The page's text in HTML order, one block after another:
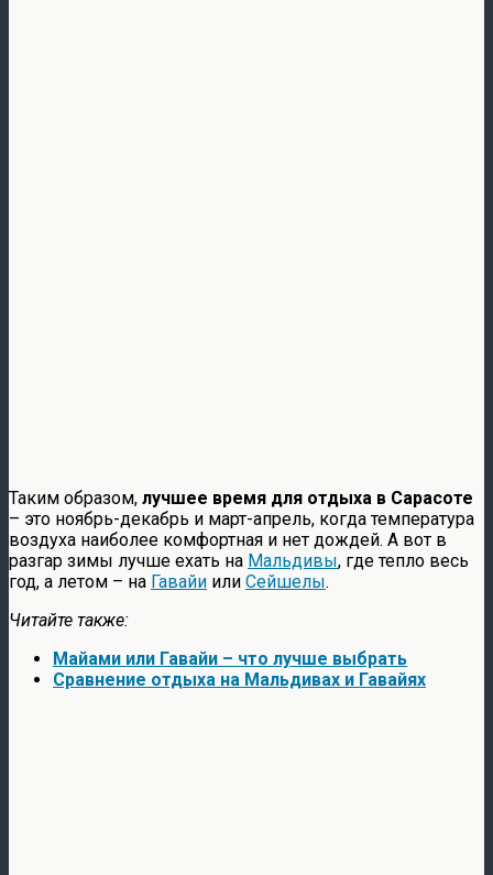
Таким образом, лучшее время для отдыха в Сарасоте
– это ноябрь-декабрь и март-апрель, когда температура
воздуха наиболее комфортная и нет дождей. А вот в
разгар зимы лучше ехать на Мальдивы, где тепло весь
год, а летом – на Гавайи или Сейшелы.
Читайте также:
Майами или Гавайи – что лучше выбрать
Сравнение отдыха на Мальдивах и Гавайях